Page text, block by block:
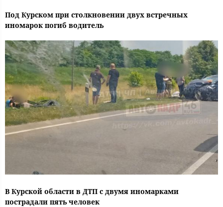
Под Курском при столкновении двух встречных
иномарок погиб водитель
В Курской области в ДТП с двумя иномарками
пострадали пять человек